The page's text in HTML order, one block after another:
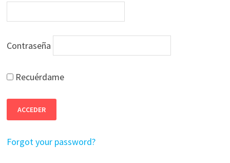
Contraseña
Recuérdame
Forgot your password?